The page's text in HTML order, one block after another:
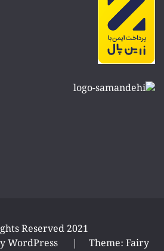
Reserved 2021.
WordPress
|
Theme: Fairy